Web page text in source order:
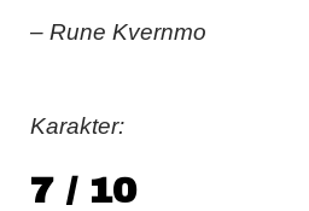
– Rune Kvernmo
Karakter:
7 / 10